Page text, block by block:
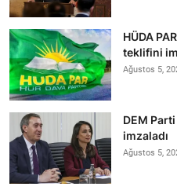
HÜDA
teklifini
Ağustos 5,
DEM
imzaladı
Ağustos 5,